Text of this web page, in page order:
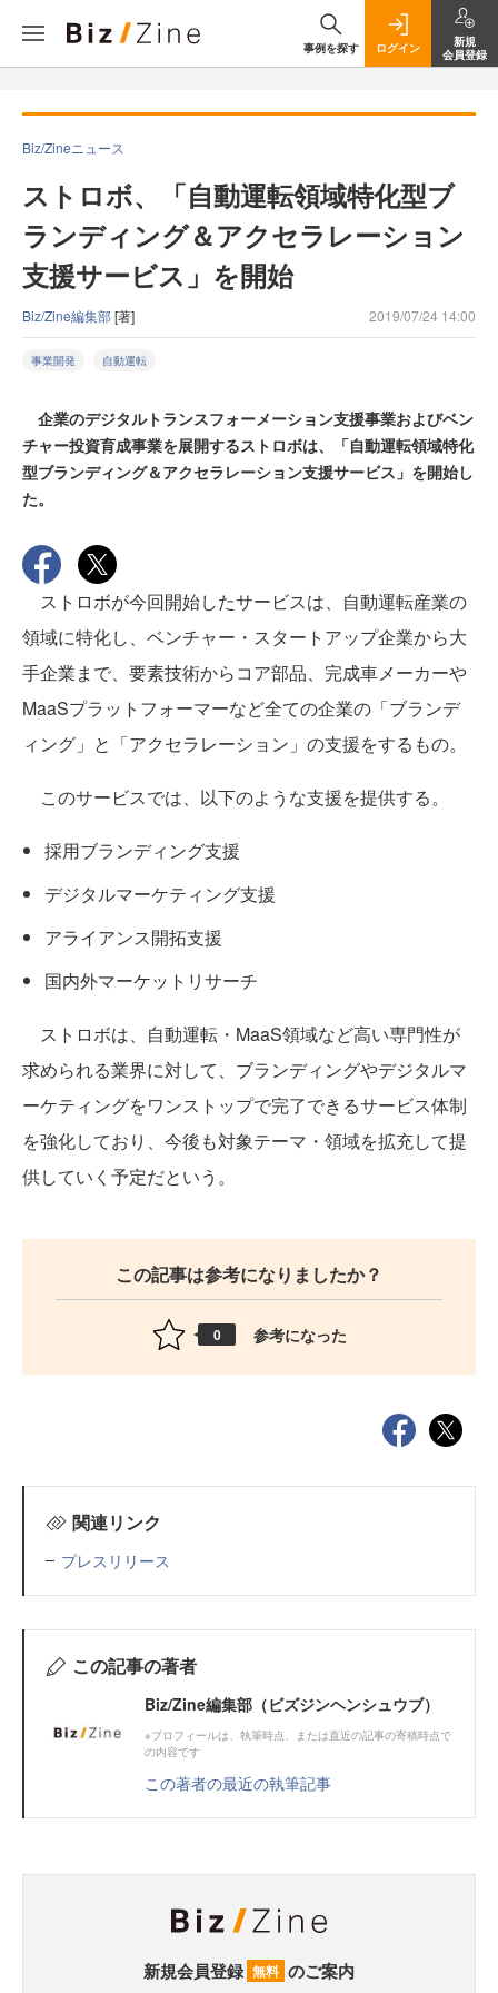
事例を探す ログイン
新規
会員登録
Biz/Zineニュース
ストロボ、「自動運転領域特化型ブ
ランディング＆アクセラレーション
支援サービス」を開始
Biz/Zine編集部[著] 2019/07/24 14:00
事業開発 自動運転
企業のデジタルトランスフォーメーション支援事業およびベン
チャー投資育成事業を展開するストロボは、「自動運転領域特化
型ブランディング＆アクセラレーション支援サービス」を開始し
た。
ストロボが今回開始したサービスは、自動運転産業の
領域に特化し、ベンチャー・スタートアップ企業から大
手企業まで、要素技術からコア部品、完成車メーカーや
MaaSプラットフォーマーなど全ての企業の「ブランデ
ィング」と「アクセラレーション」の支援をするもの。
このサービスでは、以下のような支援を提供する。
採用ブランディング支援
デジタルマーケティング支援
アライアンス開拓支援
国内外マーケットリサーチ
ストロボは、自動運転・MaaS領域など高い専門性が
求められる業界に対して、ブランディングやデジタルマ
ーケティングをワンストップで完了できるサービス体制
を強化しており、今後も対象テーマ・領域を拡充して提
供していく予定だという。
この記事は参考になりましたか？
0 参考になった
関連リンク
プレスリリース
この記事の著者
Biz/Zine編集部（ビズジンヘンシュウブ）
※プロフィールは、執筆時点、または直近の記事の寄稿時点で
の内容です
この著者の最近の執筆記事
新規会員登録 無料 のご案内